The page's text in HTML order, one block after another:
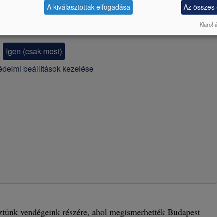
Igen (csak most)
beállítások kezelése
vendégeink részére, ahol megismerhették Budapest
A kiválasztottak elfogadása Az
Klaro!